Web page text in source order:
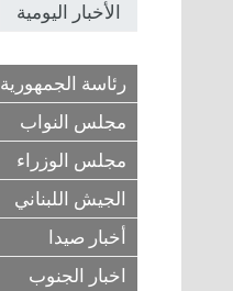
الأخبار اليومية
رئاسة الجمهورية
مجلس النواب
مجلس الوزراء
الجيش اللبناني
أخبار صيدا
اخبار الجنوب